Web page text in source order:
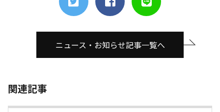
ニュース・お知らせ記事一覧へ
関連記事